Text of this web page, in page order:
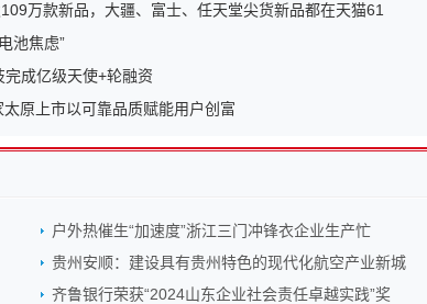
万款新品，大疆、富士、任天堂尖货新品都在天猫61
池焦虑”
成亿级天使+轮融资
原上市以可靠品质赋能用户创富
户外热催生“加速度”浙江三门冲锋衣企业生产忙
贵州安顺：建设具有贵州特色的现代化航空产业新城
齐鲁银行荣获“2024山东企业社会责任卓越实践”奖